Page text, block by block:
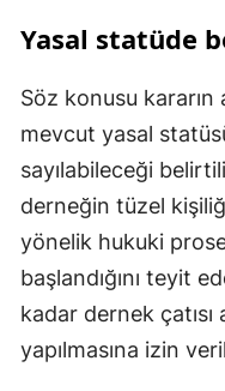
Yasal statüde
Söz konusu
mevcut yasal
sayılabileceği
derneğin tüzel
yönelik hukuki
başlandığını teyit
kadar dernek
yapılmasına izin